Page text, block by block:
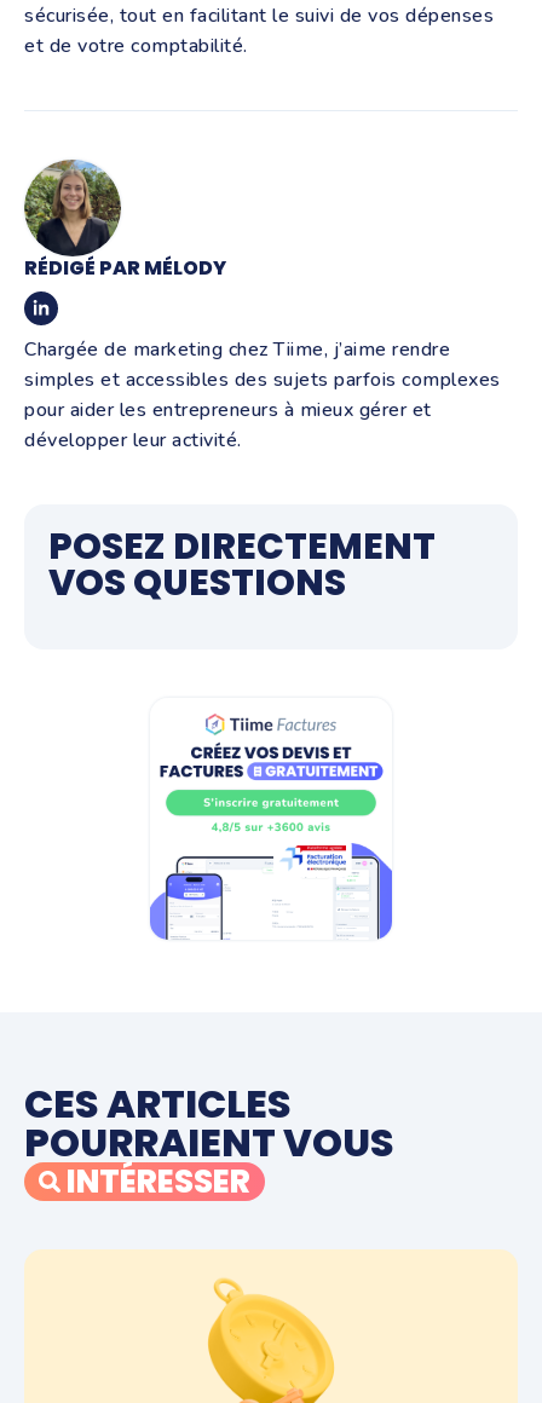
sécurisée, tout en facilitant le suivi de vos dépenses
et de votre comptabilité.
RÉDIGÉ PAR MÉLODY
Chargée de marketing chez Tiime, j’aime rendre
simples et accessibles des sujets parfois complexes
pour aider les entrepreneurs à mieux gérer et
développer leur activité.
POSEZ DIRECTEMENT
VOS QUESTIONS
CES ARTICLES
POURRAIENT VOUS
INTÉRESSER